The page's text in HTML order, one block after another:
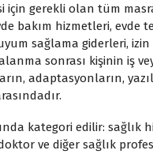
için gerekli olan tüm
bakım hizmetleri, evde
sağlama giderleri,
sonrası kişinin iş
adaptasyonların,
kategori edilir: sağlık
ve diğer sağlık